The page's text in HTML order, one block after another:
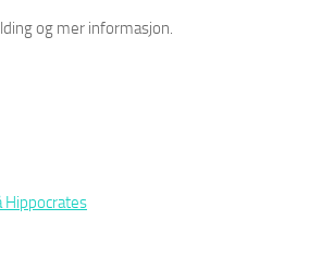
og mer informasjon.
Hippocrates